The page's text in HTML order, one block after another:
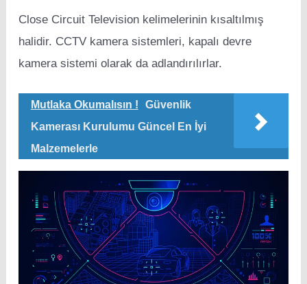
Close Circuit Television kelimelerinin kısaltılmış
halidir. CCTV kamera sistemleri, kapalı devre
kamera sistemi olarak da adlandırılırlar.
Mutlaka Okumalısın !
Güvenlik
Kamerası Kurulumu Güncel En İyi
Malzemelerle